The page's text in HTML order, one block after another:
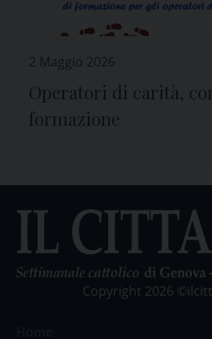
2 Maggio 2026
Operatori di carità,
formazione
Copyright 2026